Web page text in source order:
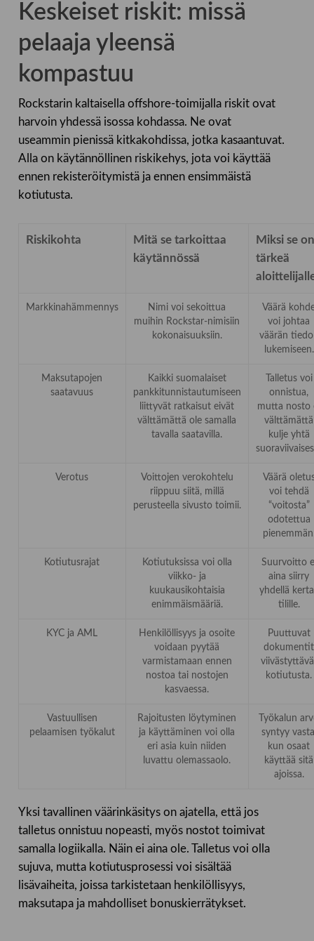
Keskeiset riskit: missä
pelaaja yleensä
kompastuu
Rockstarin kaltaisella offshore-toimijalla riskit ovat
harvoin yhdessä isossa kohdassa. Ne ovat
useammin pienissä kitkakohdissa, jotka kasaantuvat.
Alla on käytännöllinen riskikehys, jota voi käyttää
ennen rekisteröitymistä ja ennen ensimmäistä
kotiutusta.
Riskikohta
Mitä se tarkoittaa
käytännössä
Miksi se on
tärkeä
Markkinahämmennys
Nimi voi sekoittua
muihin Rockstar-nimisiin
kokonaisuuksiin.
Väärä
voi johtaa
väärän
lukemiseen.
Maksutapojen
saatavuus
Kaikki suomalaiset
pankkitunnistautumiseen
liittyvät ratkaisut eivät
välttämättä ole samalla
tavalla saatavilla.
Talletus voi
onnistua,
mutta nosto
välttämättä
kulje yhtä
Verotus
Voittojen verokohtelu
riippuu siitä, millä
perusteella sivusto toimii.
Väärä
voi tehdä
“voitosta”
odotettua
Kotiutusrajat
Kotiutuksissa voi olla
viikko- ja
kuukausikohtaisia
enimmäismääriä.
Suurvoitto
aina siirry
yhdellä
tilille.
KYC ja AML
Henkilöllisyys ja osoite
voidaan pyytää
varmistamaan ennen
nostoa tai nostojen
kasvaessa.
Puuttuvat
dokumentit
kotiutusta.
Vastuullisen
pelaamisen työkalut
Rajoitusten löytyminen
ja käyttäminen voi olla
eri asia kuin niiden
luvattu olemassaolo.
Työkalun
syntyy
kun osaat
käyttää sitä
ajoissa.
Yksi tavallinen väärinkäsitys on ajatella, että jos
talletus onnistuu nopeasti, myös nostot toimivat
samalla logiikalla. Näin ei aina ole. Talletus voi olla
sujuva, mutta kotiutusprosessi voi sisältää
lisävaiheita, joissa tarkistetaan henkilöllisyys,
maksutapa ja mahdolliset bonuskierrätykset.